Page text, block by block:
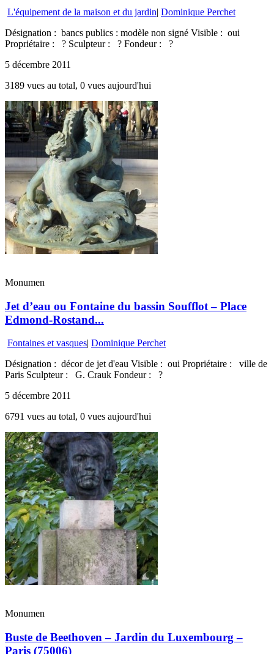
L'équipement de la maison et du jardin| Dominique Perchet
Désignation : bancs publics : modèle non signé Visible : oui
Propriétaire : ? Sculpteur : ? Fondeur : ?
5 décembre 2011
3189 vues au total, 0 vues aujourd'hui
Monumen
Jet d’eau ou Fontaine du bassin Soufflot – Place
Edmond-Rostand...
Fontaines et vasques| Dominique Perchet
Désignation : décor de jet d'eau Visible : oui Propriétaire : ville de
Paris Sculpteur : G. Crauk Fondeur : ?
5 décembre 2011
6791 vues au total, 0 vues aujourd'hui
Monumen
Buste de Beethoven – Jardin du Luxembourg –
Paris (75006)